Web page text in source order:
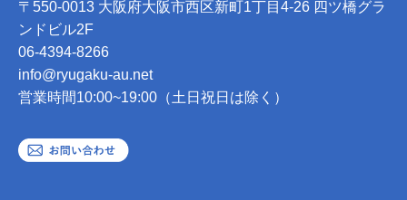
〒550-0013 大阪府大阪市西区新町1丁目4-26 四ツ橋グラ
ンドビル2F
06-4394-8266
info@ryugaku-au.net
営業時間10:00~19:00（土日祝日は除く）